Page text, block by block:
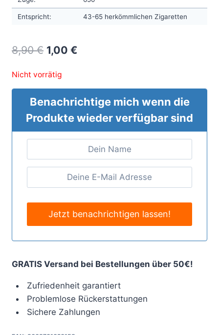
Entspricht: 43-65 herkömmlichen Zigaretten
8,90€ Original
was:
8,90 €.
1,00 €
1,00 €.
Nicht vorrätig
Benachrichtige mich wenn die
Produkte wieder verfügbar sind
GRATIS Versand bei Bestellungen über 50€!
Zufriedenheit garantiert
Problemlose Rückerstattungen
Sichere Zahlungen